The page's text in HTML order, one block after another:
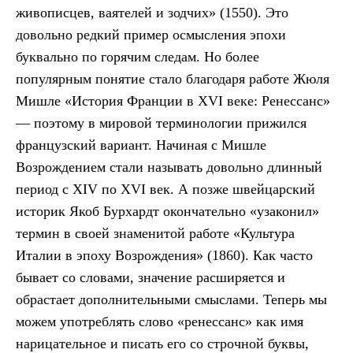
живописцев, ваятелей и зодчих» (1550). Это
довольно редкий пример осмысления эпохи
буквально по горячим следам. Но более
популярным понятие стало благодаря работе Жюля
Мишле «История Франции в XVI веке: Ренессанс»
— поэтому в мировой терминологии прижился
французский вариант. Начиная с Мишле
Возрождением стали называть довольно длинный
период с XIV по XVI век. А позже швейцарский
историк Якоб Бурхардт окончательно «узаконил»
термин в своей знаменитой работе «Культура
Италии в эпоху Возрождения» (1860). Как часто
бывает со словами, значение расширяется и
обрастает дополнительными смыслами. Теперь мы
можем употреблять слово «ренессанс» как имя
нарицательное и писать его со строчной буквы,